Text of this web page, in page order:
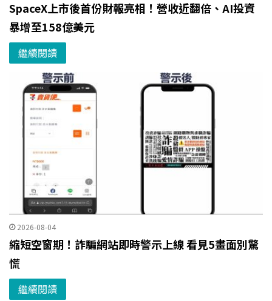
SpaceX上市後首份財報亮相！營收近翻倍、AI投資
暴增至158億美元
繼續閱讀
2026-08-04
縮短空窗期！詐騙網站即時警示上線 看見5畫面別驚
慌
繼續閱讀